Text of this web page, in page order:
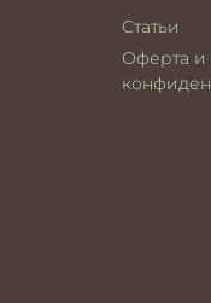
Статьи
Оферта и